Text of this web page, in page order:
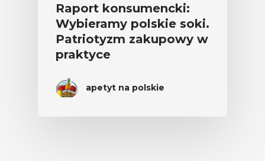
Raport konsumencki:
Wybieramy polskie soki.
Patriotyzm zakupowy w
praktyce
apetyt na polskie